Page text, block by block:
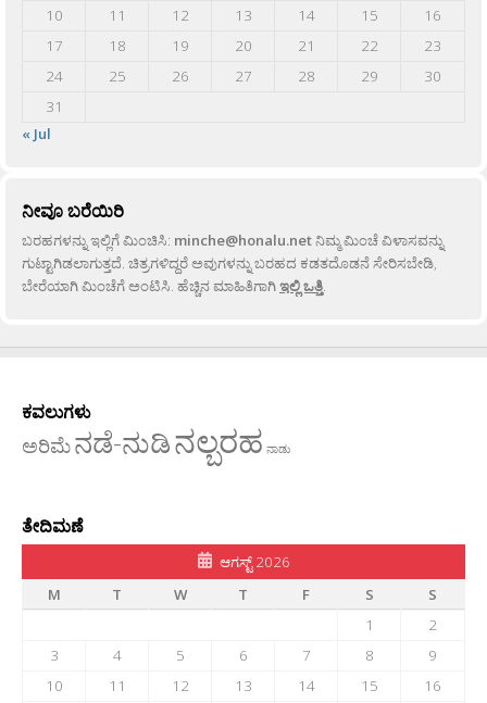
10
11 12 13 14 15
16
17
18 19 20 21 22
23
24
25 26 27 28 29
30
31
« Jul
ನೀವೂ ಬರೆಯಿರಿ
ಬರಹಗಳನ್ನು ಇಲ್ಲಿಗೆ ಮಿಂಚಿಸಿ: minche@honalu.netನಿಮ್ಮ ಮಿಂಚೆ ವಿಳಾಸವನ್ನು
ಗುಟ್ಟಾಗಿಡಲಾಗುತ್ತದೆ. ಚಿತ್ರಗಳಿದ್ದರೆ ಅವುಗಳನ್ನು ಬರಹದ ಕಡತದೊಡನೆ ಸೇರಿಸಬೇಡಿ,
ಬೇರೆಯಾಗಿ ಮಿಂಚೆಗೆ ಅಂಟಿಸಿ. ಹೆಚ್ಚಿನ ಮಾಹಿತಿಗಾಗಿಇಲ್ಲಿ ಒತ್ತಿ.
ಕವಲುಗಳು
ಅರಿಮೆನಡೆ-ನುಡಿನಲ್ಬರಹ ನಾಡು
ತೇದಿಮಣೆ
ಆಗಸ್ಟ್ 2026
M
T W T F S
S
1
2
3
4 5 6 7 8
9
10
11 12 13 14 15
16